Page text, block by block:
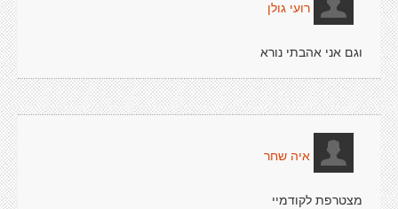
רועי גולן
וגם אני אהבתי נורא
איה שחר
מצטרפת לקודמיי